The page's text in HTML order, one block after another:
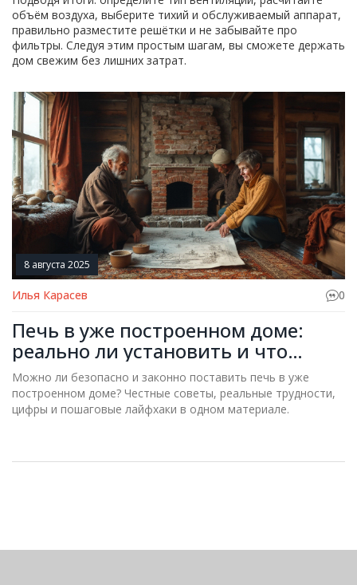
объём воздуха, выберите тихий и обслуживаемый аппарат,
правильно разместите решётки и не забывайте про
фильтры. Следуя этим простым шагам, вы сможете держать
дом свежим без лишних затрат.
8 августа 2025
Илья Карасев 0
Печь в уже построенном доме:
реально ли установить и что
нужно знать
Можно ли безопасно и законно поставить печь в уже
построенном доме? Честные советы, реальные трудности,
цифры и пошаговые лайфхаки в одном материале.